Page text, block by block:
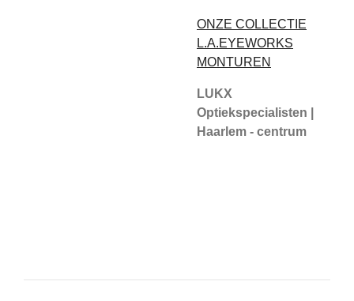
ONZE COLLECTIE
L.A.EYEWORKS
MONTUREN
LUKX
Optiekspecialisten |
Haarlem - centrum